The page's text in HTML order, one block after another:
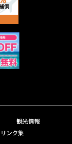
観光情報
リンク集